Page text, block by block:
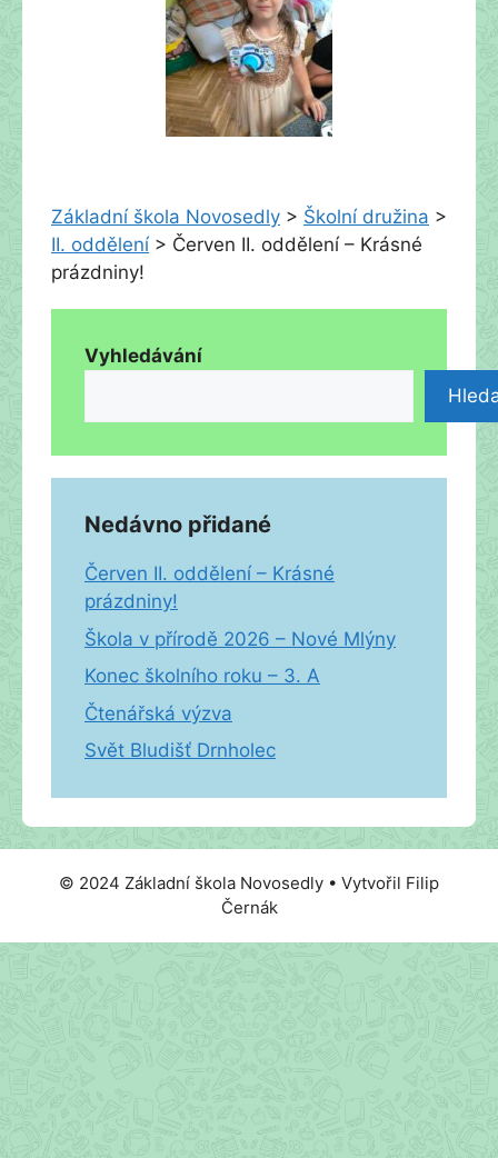
Základní škola Novosedly > Školní družina >
II. oddělení > Červen II. oddělení – Krásné
prázdniny!
Vyhledávání
Nedávno přidané
Červen II. oddělení – Krásné
prázdniny!
Škola v přírodě 2026 – Nové Mlýny
Konec školního roku – 3. A
Čtenářská výzva
Svět Bludišť Drnholec
© 2024 Základní škola Novosedly • Vytvořil Filip
Černák